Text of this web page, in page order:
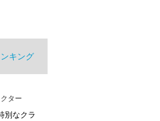
キング
ター
別なクラ